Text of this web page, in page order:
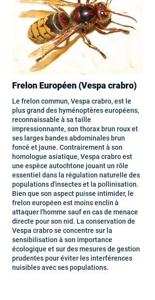
Frelon Européen (Vespa crabro)
Le frelon commun, Vespa crabro, est le
plus grand des hyménoptères européens,
reconnaissable à sa taille
impressionnante, son thorax brun roux et
ses larges bandes abdominales brun
foncé et jaune. Contrairement à son
homologue asiatique, Vespa crabro est
une espèce autochtone jouant un rôle
essentiel dans la régulation naturelle des
populations d'insectes et la pollinisation.
Bien que son aspect puisse intimider, le
frelon européen est moins enclin à
attaquer l'homme sauf en cas de menace
directe pour son nid. La conservation de
Vespa crabro se concentre sur la
sensibilisation à son importance
écologique et sur des mesures de gestion
prudentes pour éviter les interférences
nuisibles avec ses populations.